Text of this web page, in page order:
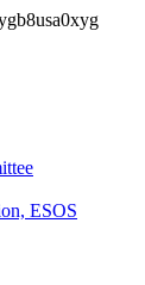
ESOS